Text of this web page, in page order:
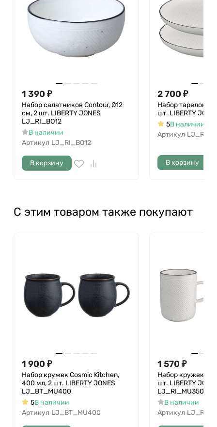
1 390 ₽
Набор салатников Contour, Ø12
см, 2 шт. LIBERTY JONES
LJ_RI_BO12
В наличии
Артикул LJ_RI_BO12
В корзину
2 700 ₽
Набор тарелок
шт. LIBERTY
5В наличии
Артикул
В корзину
С этим товаром также покупают
1 900 ₽
Набор кружек Cosmic Kitchen,
400 мл, 2 шт. LIBERTY JONES
LJ_BT_MU400
5В наличии
Артикул LJ_BT_MU400
1 570 ₽
Набор кружек
шт. LIBERTY
LJ_RI_MU350
В наличии
Артикул